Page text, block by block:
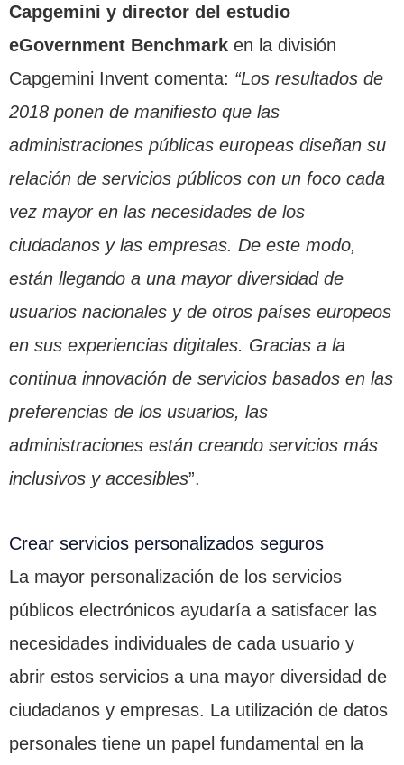
Capgemini y director del estudio
eGovernment Benchmark en la división
Capgemini Invent comenta: “Los resultados de
2018 ponen de manifiesto que las
administraciones públicas europeas diseñan su
relación de servicios públicos con un foco cada
vez mayor en las necesidades de los
ciudadanos y las empresas. De este modo,
están llegando a una mayor diversidad de
usuarios nacionales y de otros países europeos
en sus experiencias digitales. Gracias a la
continua innovación de servicios basados en las
preferencias de los usuarios, las
administraciones están creando servicios más
inclusivos y accesibles”.
Crear servicios personalizados seguros
La mayor personalización de los servicios
públicos electrónicos ayudaría a satisfacer las
necesidades individuales de cada usuario y
abrir estos servicios a una mayor diversidad de
ciudadanos y empresas. La utilización de datos
personales tiene un papel fundamental en la